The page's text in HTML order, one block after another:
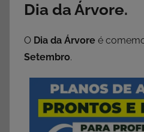
Dia da Árvore.
O Dia da Árvore é
Setembro.